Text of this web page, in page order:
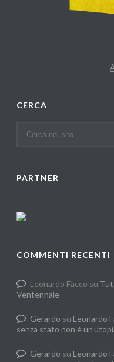
CERCA
PARTNER
COMMENTI RECENTI
Leonardo Facco su
Ventennale
Gerardo su Leonardo
senza stato non è
Gerardo su Leonardo